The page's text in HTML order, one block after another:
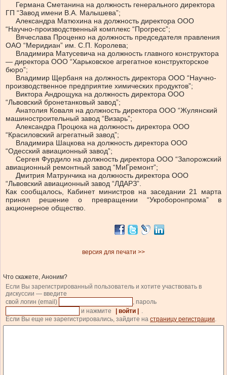
Германа Сметанина на должность генерального директора
ГП “Завод имени В.А. Малышева”;
Александра Матюхина на должность директора ООО
“Научно-производственный комплекс “Прогресс”;
Вячеслава Проценко на должность председателя правления
ОАО “Меридиан” им. С.П. Королева;
Владимира Матусевича на должность главного конструктора
— директора ООО “Харьковское агрегатное конструкторское
бюро”;
Владимир Щербаня на должность директора ООО “Научно-
производственное предприятие химических продуктов”;
Виктора Андрощука на должность директора ООО
“Львовский бронетанковый завод”;
Анатолия Коваля на должность директора ООО “Жулянский
машиностроительный завод “Визарь”;
Александра Процюка на должность директора ООО
“Красиловский агрегатный завод”;
Владимира Шацкова на должность директора ООО
“Одесский авиационный завод”;
Сергея Фурдило на должность директора ООО “Запорожский
авиационный ремонтный завод “МиГремонт”;
Дмитрия Матрунчика на должность директора ООО
“Львовский авиационный завод “ЛДАРЗ”.
Как сообщалось, Кабинет министров на заседании 21 марта
принял решение о превращении “Укроборонпрома” в
акционерное общество.
версия для печати >>
Что скажете, Аноним?
Если Вы зарегистрированный пользователь и хотите участвовать в
дискуссии — введите
свой логин (email)
, пароль
и нажмите
| войти |
.
Если Вы еще не зарегистрировались, зайдите на страницу регистрации.